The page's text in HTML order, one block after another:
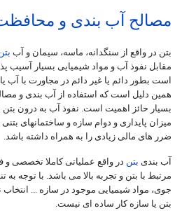
مصالح آب بندی و
بتن در واقع از سنگدانه، ماسه، سیمان و آب
مقابل نفوذ آب و مواد شیمیایی بسیار آسیب
است بطور دائم یا غیر دائم در مجاورت با آب
همین دلیل است که استفاده از آب بندی و
بسیار حائز اهمیت است. نفوذ آب به درون بتن
میزان پایداری و دوام سازه و ساختمانهای
ضرر های مالی زیادی را به همراه داشته باشد.
آب بندی بتن در واقع عملیاتی کاملا تخصصی
مرتبط با بتن و تجربه بالا می باشد. با توجه
جوی، مواد شیمیایی موجود در سازه ...
بتن یا سازه کار ساده ای نیست.